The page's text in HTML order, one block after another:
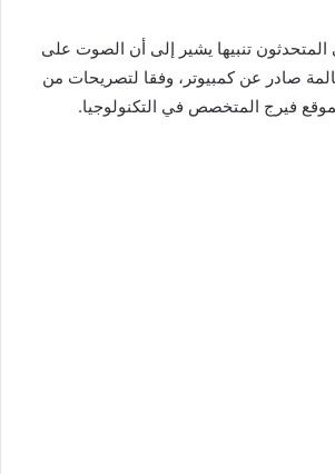
المتحدثون تنبيها يشير إلى أن الصوت على
صادر عن كمبيوتر، وفقا لتصريحات من
فيرج المتخصص في التكنولوجيا.